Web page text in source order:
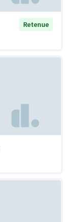
Retenue